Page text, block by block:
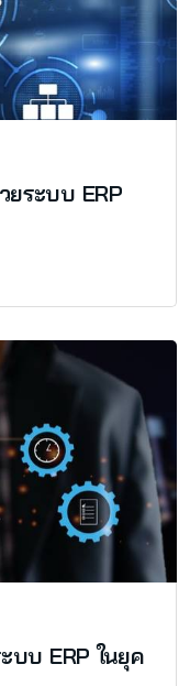
ยระบบ ERP
บบ ERP ในยุค